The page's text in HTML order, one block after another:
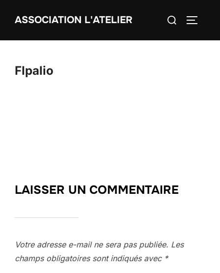
ASSOCIATION L'ATELIER Rechercher :
FIpalio
LAISSER UN COMMENTAIRE
Votre adresse e-mail ne sera pas publiée. Les
champs obligatoires sont indiqués avec *